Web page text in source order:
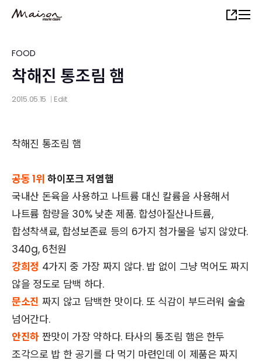
content
Share
FOOD
착해진 통조림 햄
2015.05.15 Edit
착해진 통조림 햄
공동 1위 하이포크 저염햄
국내산 돈육을 사용하고 나트륨 대신 칼륨을 사용해서
나트륨 함량을 30% 낮춘 제품. 합성아질산나트륨,
합성착색료, 합성보존료 등의 6가지 첨가물을 넣지 않았다.
340g, 6천원
강희정 4가지 중 가장 짜지 않다. 밥 없이 그냥 먹어도 짜지
않을 정도로 담백 하다.
문소진 짜지 않고 담백한 맛이다. 또 식감이 부드러워 술술
넘어간다.
안진하짠맛이 가장 약하다. 타사의 통조림 햄은 한두
조각으로 밥 한 공기를 다 먹기 마련인데 이 제품은 짜지